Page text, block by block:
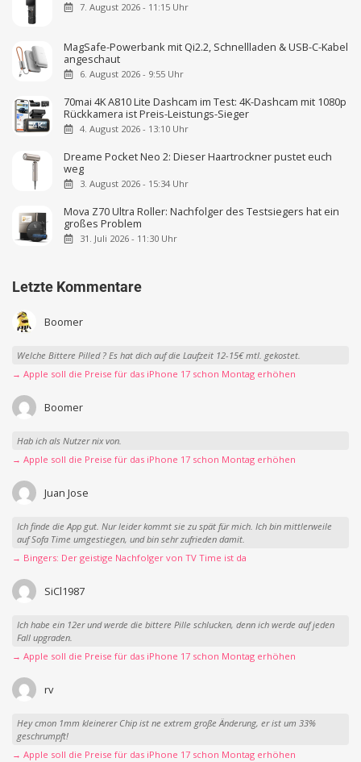
7. August 2026 - 11:15 Uhr
MagSafe-Powerbank mit Qi2.2, Schnellladen & USB-C-Kabel
angeschaut
6. August 2026 - 9:55 Uhr
70mai 4K A810 Lite Dashcam im Test: 4K-Dashcam mit 1080p
Rückkamera ist Preis-Leistungs-Sieger
4. August 2026 - 13:10 Uhr
Dreame Pocket Neo 2: Dieser Haartrockner pustet euch
weg
3. August 2026 - 15:34 Uhr
Mova Z70 Ultra Roller: Nachfolger des Testsiegers hat ein
großes Problem
31. Juli 2026 - 11:30 Uhr
Letzte Kommentare
Boomer
Welche Bittere Pilled ? Es hat dich auf die Laufzeit 12-15€ mtl. gekostet.
→ Apple soll die Preise für das iPhone 17 schon Montag erhöhen
Boomer
Hab ich als Nutzer nix von.
→ Apple soll die Preise für das iPhone 17 schon Montag erhöhen
Juan Jose
Ich finde die App gut. Nur leider kommt sie zu spät für mich. Ich bin mittlerweile
auf Sofa Time umgestiegen, und bin sehr zufrieden damit.
→ Bingers: Der geistige Nachfolger von TV Time ist da
SiCl1987
Ich habe ein 12er und werde die bittere Pille schlucken, denn ich werde auf jeden
Fall upgraden.
→ Apple soll die Preise für das iPhone 17 schon Montag erhöhen
rv
Hey cmon 1mm kleinerer Chip ist ne extrem große Änderung, er ist um 33%
geschrumpft!
→ Apple soll die Preise für das iPhone 17 schon Montag erhöhen